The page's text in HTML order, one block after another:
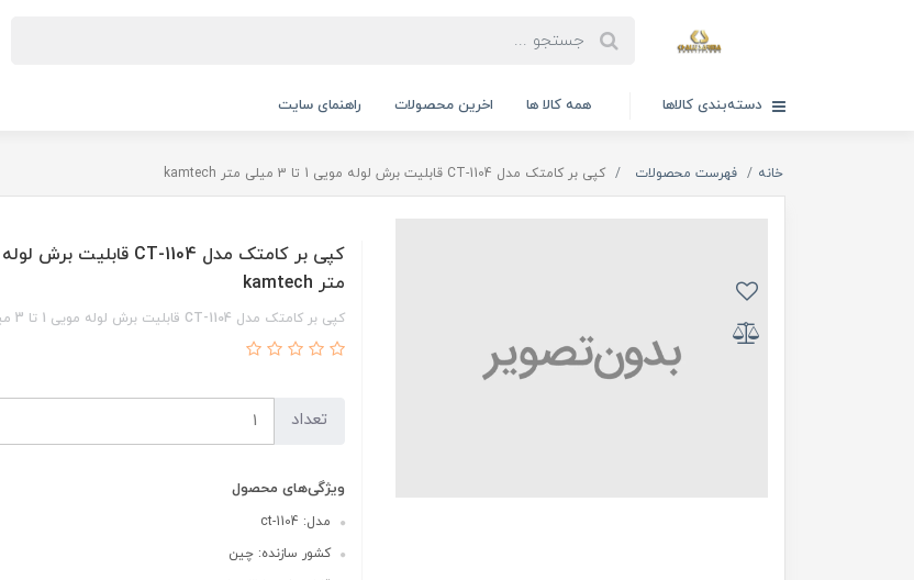
دسته‌بندی کالاها همه کالا ها اخرین محصولات راهنمای سایت
خانه فهرست محصولات کپی بر کامتک مدل CT-1104 قابلیت برش لوله مویی 1 تا 3 میلی متر kamtech
متر kamtech
کپی بر کامتک مدل CT-1104 قابلیت برش لوله مویی 1 تا 3 میلی متر kamtech
تعداد
ویژگی‌های محصول
مدل: ct-1104
کشور سازنده: چین